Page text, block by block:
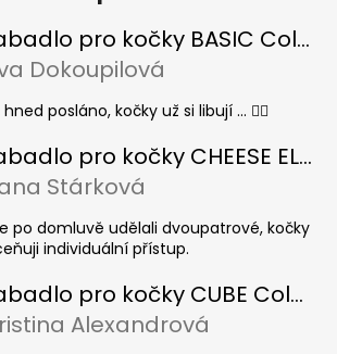
Škrabadlo pro kočky BASIC Colour
produktu je 5 z 5 hvězdiček.
Dokoupilová
posláno, kočky už si libují ... 👍🏻
Škrabadlo pro kočky CHEESE ELIPSE colour
produktu je 5 z 5 hvězdiček.
Stárková
po domluvě udělali dvoupatrové, kočky
individuální přístup.
Škrabadlo pro kočky CUBE Colour
produktu je 5 z 5 hvězdiček.
Alexandrová